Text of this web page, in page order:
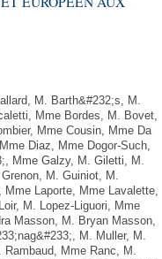
M. Barth&#232;s, M.
Mme Bordes, M. Bovet,
Mme Cousin, Mme Da
Diaz, Mme Dogor-Such,
Mme Galzy, M. Giletti, M.
M. Guiniot, M.
Laporte, Mme Lavalette,
M. Lopez-Liguori, Mme
Masson, M. Bryan Masson,
M. Muller, M.
Mme Ranc, M.